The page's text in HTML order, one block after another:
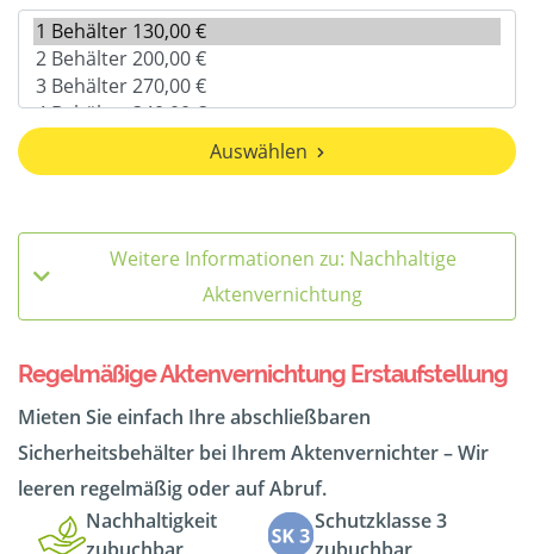
Auswählen
Weitere Informationen zu: Nachhaltige
Aktenvernichtung
Regelmäßige Aktenvernichtung Erstaufstellung
Mieten Sie einfach Ihre abschließbaren
Sicherheitsbehälter bei Ihrem Aktenvernichter – Wir
leeren regelmäßig oder auf Abruf.
Nachhaltigkeit
Schutzklasse 3